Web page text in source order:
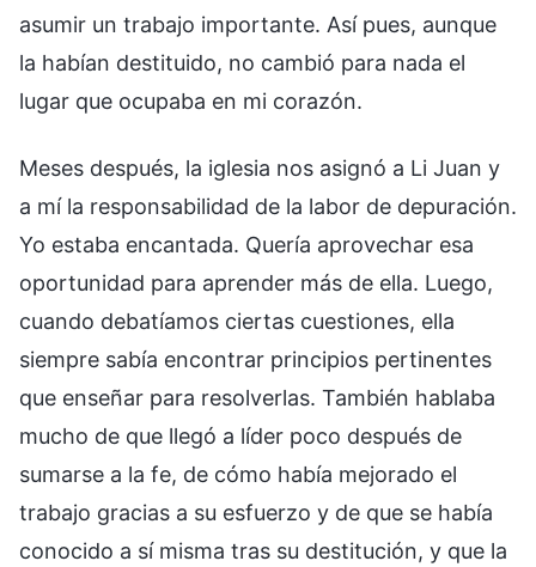
asumir un trabajo importante. Así pues, aunque
la habían destituido, no cambió para nada el
lugar que ocupaba en mi corazón.
Meses después, la iglesia nos asignó a Li Juan y
a mí la responsabilidad de la labor de depuración.
Yo estaba encantada. Quería aprovechar esa
oportunidad para aprender más de ella. Luego,
cuando debatíamos ciertas cuestiones, ella
siempre sabía encontrar principios pertinentes
que enseñar para resolverlas. También hablaba
mucho de que llegó a líder poco después de
sumarse a la fe, de cómo había mejorado el
trabajo gracias a su esfuerzo y de que se había
conocido a sí misma tras su destitución, y que la